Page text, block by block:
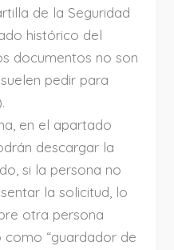
de la Seguridad
histórico del
documentos no son
pedir para
en el apartado
descargar la
si la persona no
la solicitud, lo
otra persona
como “guardador de